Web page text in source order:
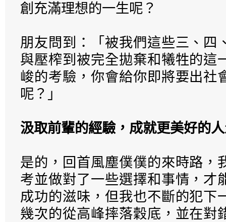
創充滿理想的一生呢？
朋友問到：「被我們這些三、四
與壓榨到被完全拋棄和犧牲的這
峻的考驗，你會給你即將要出社
呢？」
汲取前輩的經驗，成就更美好的
是的，回首風塵僕僕的來時路，
考並做對了一些選擇和事情，才
成功的滋味，但我也不斷的犯下
幾次的從高峰摔落穀底，並在對